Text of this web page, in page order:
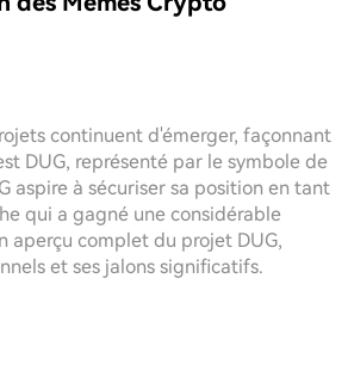
continuent d'émerger, façonnant
DUG, représenté par le symbole de
aspire à sécuriser sa position en tant
qui a gagné une considérable
aperçu complet du projet DUG,
et ses jalons significatifs.